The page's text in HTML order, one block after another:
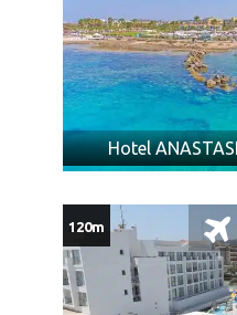
Ukoliko Vam ponuda za Hotel
nekog razloga ne odgovara
hotele na ostrvuKipar.
U CENU JE UKLJUČENO:
Avio prevoz na relaciji
Avio takse (trenutno
podložne
biće poznat 5 dana
dozvoljeni ručni prtljag
U slučaju ranijeg
mogućnost bilo kakve
hotela.
OTKAZ REZERVACIJE
ZA
PROGRAMA PODLEŽE
50% DO 100% OD CENE
USLOVIMA HOTELA.
VAS, DA SHODNO
KOJA SE PRIMENJUJU ZA
NOVČANA SREDSTVA NA
Hotel
120m